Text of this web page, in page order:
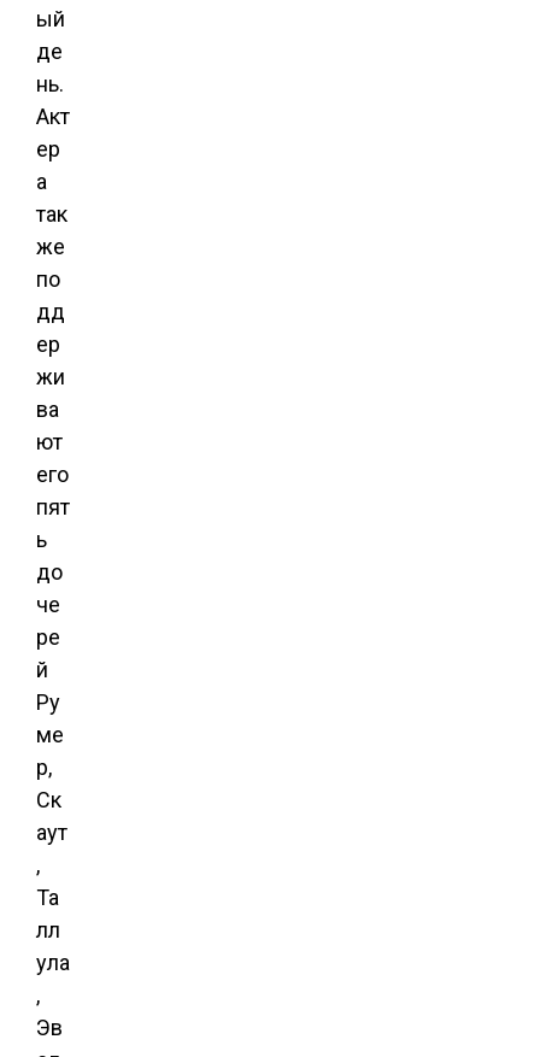
ый
де
нь.
Акт
ер
а
так
же
по
дд
ер
жи
ва
ют
его
пят
ь
до
че
ре
й
Ру
ме
р,
Ск
аут
,
Та
лл
ула
,
Эв